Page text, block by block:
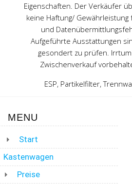
Eigenschaften. Der Verkäufer
keine Haftung/ Gewährleistung
und
Aufgeführte Ausstattungen
gesondert zu prüfen.
Zwischenverkauf
ESP, Partikelfilter,
MENU
Start
Kastenwagen
Preise